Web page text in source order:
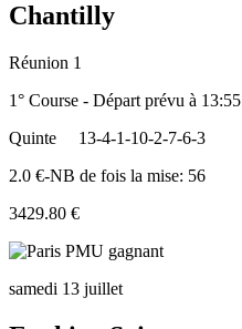
Chantilly
Réunion 1
1° Course - Départ prévu à 13:55
Quinte
13-4-1-10-2-7-6-3
2.0 €-NB de fois la mise: 56
3429.80 €
samedi 13 juillet